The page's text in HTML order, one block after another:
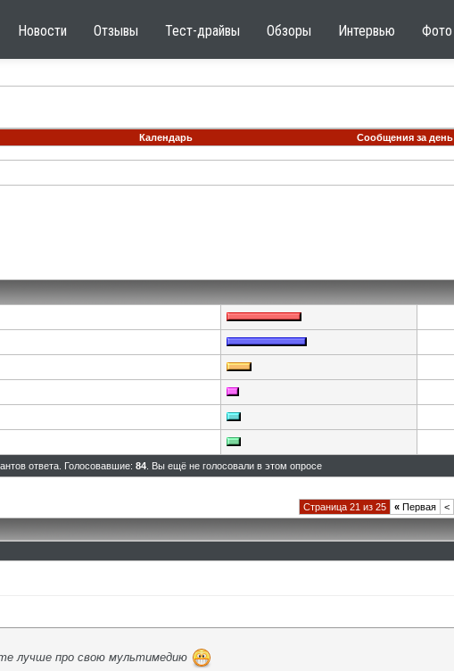
Новости Отзывы Тест-драйвы Обзоры Интервью Фото
Календарь Сообщения за день
ответа. Голосовавшие: 84 . Вы ещё не голосовали в этом опросе
Страница 21 из 25 « Первая <
лучше про свою мультимедию